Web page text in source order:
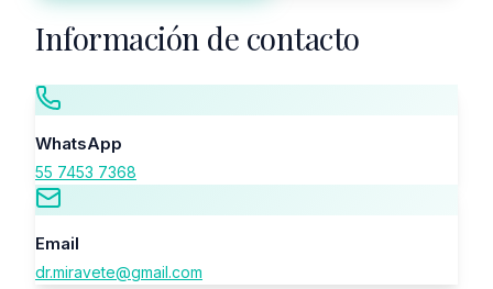
Información de contacto
WhatsApp
55 7453 7368
Email
dr.miravete@gmail.com